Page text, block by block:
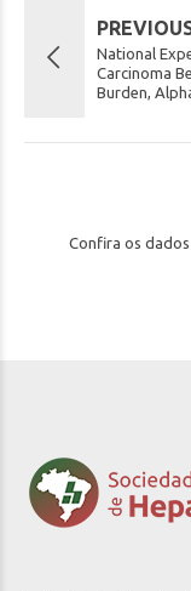
National
Carcinoma
Burden,
Confira os dados